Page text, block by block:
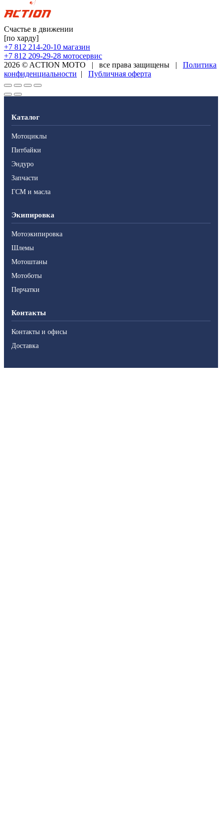
Счастье в движении
[по харду]
+7 812 214-20-10 магазин
+7 812 209-29-28 мотосервис
2026 © ACTION MOTO | все права защищены |
Политика
конфиденциальности | Публичная оферта
Каталог
Мотоциклы
Питбайки
Эндуро
Запчасти
ГСМ и масла
Экипировка
Мотоэкипировка
Шлемы
Мотоштаны
Мотоботы
Перчатки
Контакты
Контакты и офисы
Доставка